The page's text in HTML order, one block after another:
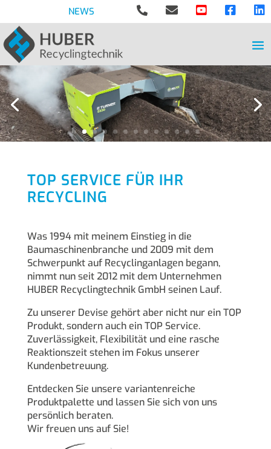
NEWS     
TOP SERVICE FÜR IHR
RECYCLING
Was 1994 mit meinem Einstieg in die
Baumaschinenbranche und 2009 mit dem
Schwerpunkt auf Recyclinganlagen begann,
nimmt nun seit 2012 mit dem Unternehmen
HUBER Recyclingtechnik GmbH seinen Lauf.
Zu unserer Devise gehört aber nicht nur ein TOP
Produkt, sondern auch ein TOP Service.
Zuverlässigkeit, Flexibilität und eine rasche
Reaktionszeit stehen im Fokus unserer
Kundenbetreuung.
Entdecken Sie unsere variantenreiche
Produktpalette und lassen Sie sich von uns
persönlich beraten.
Wir freuen uns auf Sie!